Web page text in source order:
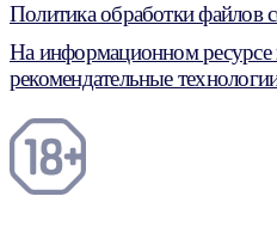
Политика обработки файлов
На информационном ресурсе
рекомендательные